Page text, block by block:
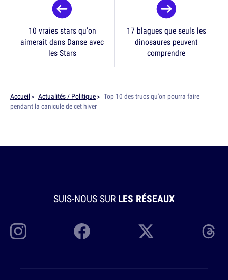
10 vraies stars qu'on
aimerait dans Danse avec
les Stars
17 blagues que seuls les
dinosaures peuvent
comprendre
Accueil Actualités / Politique
Top 10 des trucs qu'on pourra faire
pendant la canicule de cet hiver
SUIS-NOUS SUR LES RÉSEAUX